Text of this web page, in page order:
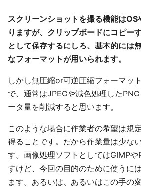
スクリーンショットを撮る機能はOS
りますが、クリップボードにコピー
として保存するにしろ、基本的には
なフォーマットが用いられます。
しかし無圧縮or可逆圧縮フォーマッ
で、通常はJPEGや減色処理した
ータ量を削減すると思います。
このような場合に作業者の希望は規
得ることです。だから作業量は少な
す。画像処理ソフトとしてはGIMP
すけど、今回の目的のために使うに
ます。あるいは、あるいはこの手の